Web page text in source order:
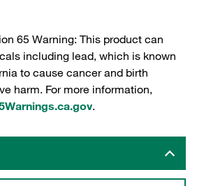
65 Warning: This product can
including lead, which is known
to cause cancer and birth
harm. For more information,
.